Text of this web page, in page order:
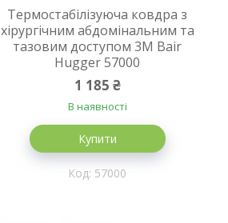
Термостабілізуюча ковдра з
хірургічним абдомінальним та
тазовим доступом 3M Bair
Hugger 57000
1 185 ₴
В наявності
Купити
57000